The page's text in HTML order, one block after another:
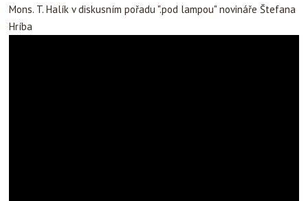
Mons. T. Halík v diskusním pořadu ".pod lampou" novináře Štefana
Hríba